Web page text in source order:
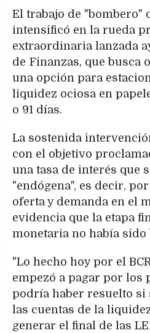
El trabajo de "bombero"
intensificó en la rueda
extraordinaria lanzada
de Finanzas, que busca
una opción para
liquidez ociosa en
o 91 días.
La sostenida
con el objetivo
una tasa de interés que
"endógena", es decir,
oferta y demanda en el
evidencia que la etapa
monetaria no había sido
"Lo hecho hoy por el
empezó a pagar por los
podría haber resuelto si
las cuentas de la
generar el final de las